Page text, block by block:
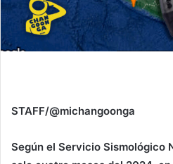
STAFF/@michangoonga
Según el Servicio Sismológico